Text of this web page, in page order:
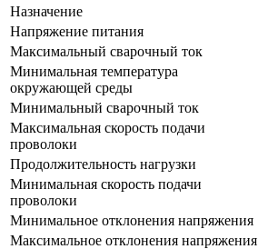
Назначение
Напряжение питания
Максимальный сварочный ток
Минимальная температура
окружающей среды
Минимальный сварочный ток
Максимальная скорость подачи
проволоки
Продолжительность нагрузки
Минимальная скорость подачи
проволоки
Минимальное отклонения напряжения
Максимальное отклонения напряжения